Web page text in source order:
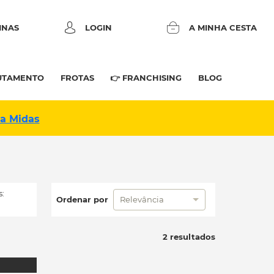
LOGIN A MINHA CESTA
FROTAS 👉 FRANCHISING BLOG
Midas
Ordenar por Relevância
2 resultados